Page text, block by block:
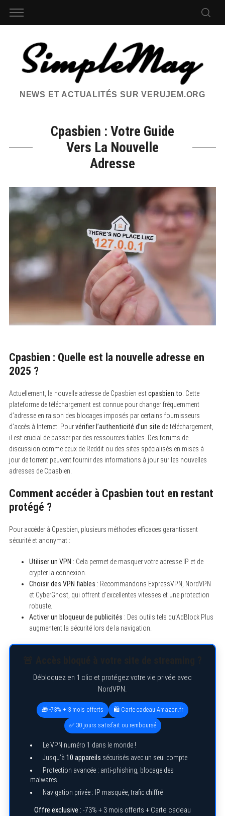
NEWS ET ACTUALITÉS SUR VERUJEM.ORG
Cpasbien : Votre Guide
Vers La Nouvelle
Adresse
Cpasbien : Quelle est la nouvelle adresse en
2025 ?
Actuellement, la nouvelle adresse de Cpasbien estcpasbien.to . Cette
plateforme de téléchargement est connue pour changer fréquemment
d’adresse en raison des blocages imposés par certains fournisseurs
d’accès à Internet. Pourvérifier l’authenticité d’un site de téléchargement,
il est crucial de passer par des ressources fiables. Des forums de
discussion comme ceux de Reddit ou des sites spécialisés en mises à
jour de torrent peuvent fournir des informations à jour sur les nouvelles
adresses de Cpasbien.
Comment accéder à Cpasbien tout en restant
protégé ?
Pour accéder à Cpasbien, plusieurs méthodes efficaces garantissent
sécurité et anonymat :
Utiliser un VPN : Cela permet de masquer votre adresse IP et de
crypter la connexion.
Choisir des VPN fiables : Recommandons ExpressVPN, NordVPN
et CyberGhost, qui offrent d’excellentes vitesses et une protection
robuste.
Activer un bloqueur de publicités : Des outils tels qu’AdBlock Plus
augmentent la sécurité lors de la navigation.
Débloquez en 1 clic et protégez votre vie privée avec
NordVPN.
🎁 -73% + 3 mois offerts 🛍️ Carte cadeau Amazon.fr
✅ 30 jours satisfait ou remboursé
Le VPN numéro 1 dans le monde !
Jusqu’à 10 appareils sécurisés avec un seul compte
Protection avancée : anti-phishing, blocage des
malwares
Navigation privée : IP masquée, trafic chiffré
Offre exclusive : -73% + 3 mois offerts + Carte cadeau